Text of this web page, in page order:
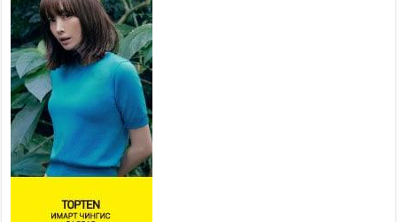
цутгалтын ажил дууслаа
2026 оны 7 сар 20 / 17 цаг 17 минут
Мопед, скүүтер, тэдгээртэй
адилтгах үзүүлэлт бүхий
тээврийн хэрэгсэлтэй
холбоотой нийслэлийн засаг
дарга захирамж гаргалаа
2026 оны 7 сар 20 / 17 цаг 11 минут
Төв цэвэрлэх байгууламжид хоногт дунджаар 3
тонн хатуу хог хаягдал ирж байна
2026 оны 7 сар 20 / 12 цаг 06 минут